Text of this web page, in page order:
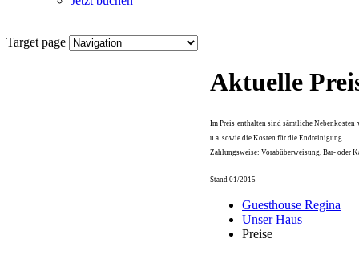
Target page
Aktuelle
Im Preis enthalten sind sämtliche
u.a. sowie die Kosten für die Endreinigung.
Zahlungsweise: Vorabüberweisung, Bar- oder
Stand 01/2015
Guesthouse Regina
Unser Haus
Preise